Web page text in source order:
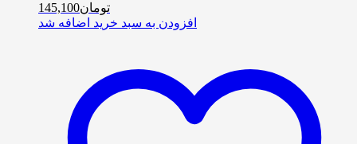
تومان145,100
افزودن به سبد خرید اضافه شد